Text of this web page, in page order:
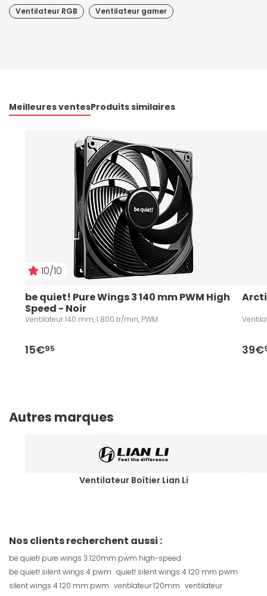
Ventilateur RGB Ventilateur gamer
Meilleures ventesProduits similaires
10/10
be quiet! Pure Wings 3 140 mm PWM High
Speed - Noir
Ventilateur 140 mm, 1 800 tr/min, PWM
15€95 39€
Autres marques
Ventilateur Boîtier Lian Li
Nos clients recherchent aussi :
be quiet! pure wings 3 120mm pwm high-speed
be quiet! silent wings 4 pwm quiet! silent wings 4 120 mm pwm
silent wings 4 120 mm pwm ventilateur 120mm ventilateur